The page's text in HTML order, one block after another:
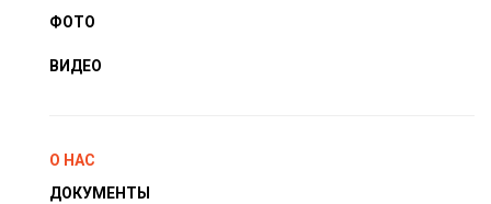
ФОТО
ВИДЕО
О НАС
ДОКУМЕНТЫ